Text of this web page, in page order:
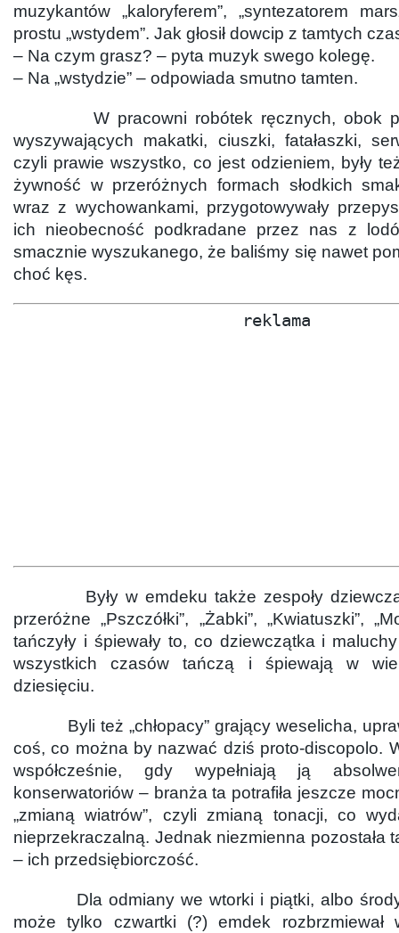
muzykantów „kaloryferem”, „syntezatorem
prostu „wstydem”. Jak głosił dowcip z tamtych
– Na czym grasz? – pyta muzyk swego kolegę.
– Na „wstydzie” – odpowiada smutno tamten.
W pracowni robótek ręcznych, obok
wyszywających makatki, ciuszki, fatałaszki,
czyli prawie wszystko, co jest odzieniem, były
żywność w przeróżnych formach słodkich
wraz z wychowankami, przygotowywały
ich nieobecność podkradane przez nas z
smacznie wyszukanego, że baliśmy się nawet
choć kęs.
reklama
Były w emdeku także zespoły
przeróżne „Pszczółki”, „Żabki”, „Kwiatuszki”,
tańczyły i śpiewały to, co dziewczątka i
wszystkich czasów tańczą i śpiewają w
dziesięciu.
Byli też „chłopacy” grający weselicha,
coś, co można by nazwać dziś proto-discopolo.
współcześnie, gdy wypełniają ją
konserwatoriów – branża ta potrafiła jeszcze
„zmianą wiatrów”, czyli zmianą tonacji, co
nieprzekraczalną. Jednak niezmienna pozostała
– ich przedsiębiorczość.
Dla odmiany we wtorki i piątki, albo środy i
może tylko czwartki (?) emdek rozbrzmiewał